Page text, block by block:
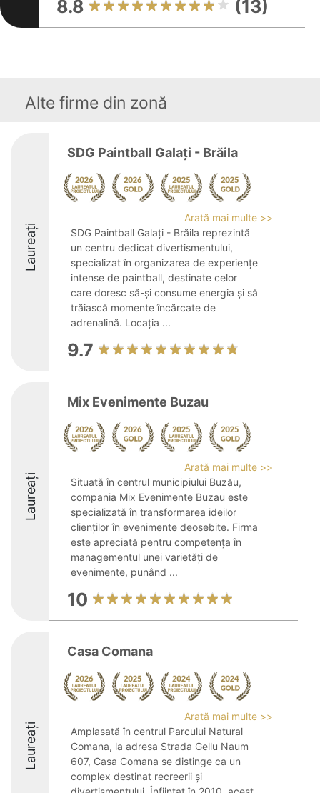
8.8 (13)
Alte firme din zonă
Laureați
SDG Paintball Galați - Brăila
Arată mai multe >>
SDG Paintball Galați - Brăila reprezintă
un centru dedicat divertismentului,
specializat în organizarea de experiențe
intense de paintball, destinate celor
care doresc să-și consume energia și să
trăiască momente încărcate de
adrenalină. Locația ...
9.7
Laureați
Mix Evenimente Buzau
Arată mai multe >>
Situată în centrul municipiului Buzău,
compania Mix Evenimente Buzau este
specializată în transformarea ideilor
clienților în evenimente deosebite. Firma
este apreciată pentru competența în
managementul unei varietăți de
evenimente, punând ...
10
Laureați
Casa Comana
Arată mai multe >>
Amplasată în centrul Parcului Natural
Comana, la adresa Strada Gellu Naum
607, Casa Comana se distinge ca un
complex destinat recreerii și